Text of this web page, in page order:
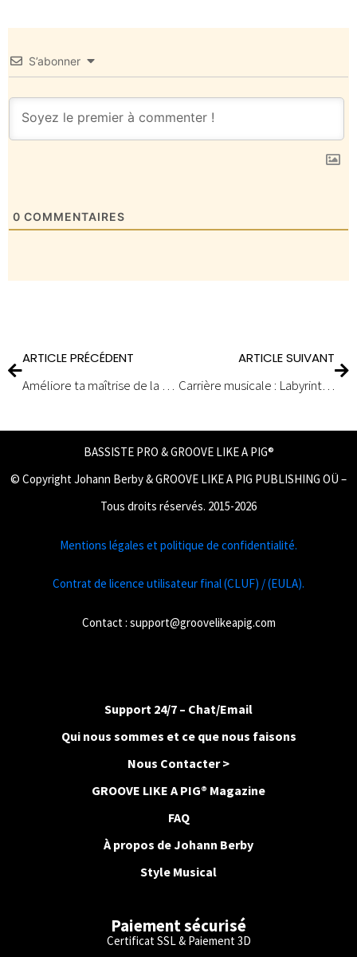
S’abonner
0 COMMENTAIRES
ARTICLE PRÉCÉDENT
Améliore ta maîtrise de la basse : 2 exercices de lecture à vue incontournables
ARTICLE SUIVANT
Carrière musicale : Labyrinthe sans issue ou opportunité à saisir ?
BASSISTE PRO & GROOVE LIKE A PIG®
© Copyright Johann Berby & GROOVE LIKE A PIG PUBLISHING OÜ –
Tous droits réservés. 2015-2026
Mentions légales et politique de confidentialité.
Contrat de licence utilisateur final (CLUF) / (EULA).
Contact : support@groovelikeapig.com
Support 24/7 – Chat/Email
Qui nous sommes et ce que nous faisons
Nous Contacter >
GROOVE LIKE A PIG® Magazine
FAQ
À propos de Johann Berby
Style Musical
Paiement sécurisé
Certificat SSL & Paiement 3D